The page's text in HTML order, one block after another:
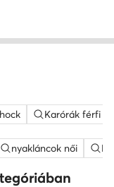
Karórák férfi
nyakláncok női